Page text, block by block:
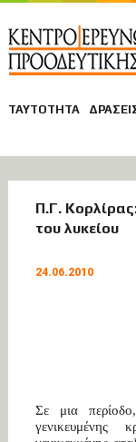
ΤΑΥΤΟΤΗΤΑ
ΑΡΘΡΑ
ΠΑΙΔΕΙΑ
24.06.2010
Π.Γ.
του λυκείου
Σε μια
γενικευμένης